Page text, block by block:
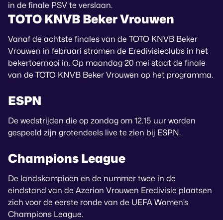
in de finale PSV te verslaan.
TOTO KNVB Beker Vrouwen
Vanaf de achtste finales van de TOTO KNVB Beker
Vrouwen in februari stromen de Eredivisieclubs in het
bekertoernooi in. Op maandag 20 mei staat de finale
van de TOTO KNVB Beker Vrouwen op het programma.
ESPN
De wedstrijden die op zondag om 12.15 uur worden
gespeeld zijn grotendeels live te zien bij ESPN.
Champions League
De landskampioen en de nummer twee in de
eindstand van de Azerion Vrouwen Eredivisie plaatsen
zich voor de eerste ronde van de UEFA Women’s
Champions League.